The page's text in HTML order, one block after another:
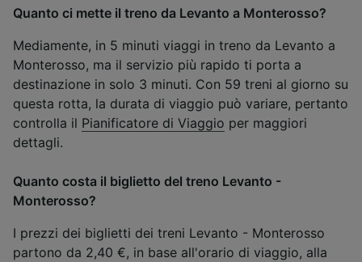
Quanto ci mette il treno da Levanto a Monterosso?
Mediamente, in 5 minuti viaggi in treno da Levanto a
Monterosso, ma il servizio più rapido ti porta a
destinazione in solo 3 minuti. Con 59 treni al giorno su
questa rotta, la durata di viaggio può variare, pertanto
controlla il Pianificatore di Viaggio per maggiori
dettagli.
Quanto costa il biglietto del treno Levanto -
Monterosso?
I prezzi dei biglietti dei treni Levanto - Monterosso
partono da 2,40 €, in base all'orario di viaggio, alla